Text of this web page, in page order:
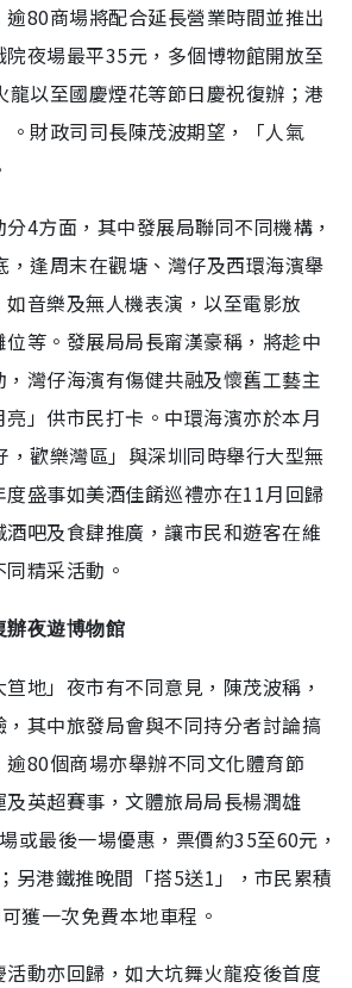
80商場將配合延長營業時間並推出
夜場最平35元，多個博物館開放至
龍以至國慶煙花等節日慶祝復辦；港
。財政司司長陳茂波期望，「人氣
分4方面，其中發展局聯同不同機構，
，逢周末在觀塘、灣仔及西環海濱舉
音樂及無人機表演，以至電影放
等。發展局局長甯漢豪稱，將趁中
灣仔海濱有傷健共融及懷舊工藝主
」供市民打卡。中環海濱亦於本月
，歡樂灣區」與深圳同時舉行大型無
度盛事如美酒佳餚巡禮亦在11月回歸
吧及食肆推廣，讓市民和遊客在維
精采活動。
辦夜遊博物館
地」夜市有不同意見，陳茂波稱，
其中旅發局會與不同持分者討論搞
80個商場亦舉辦不同文化體育節
英超賽事，文體旅局局長楊潤雄
或最後一場優惠，票價約35至60元，
另港鐵推晚間「搭5送1」，市民累積
獲一次免費本地車程。
動亦回歸，如大坑舞火龍疫後首度